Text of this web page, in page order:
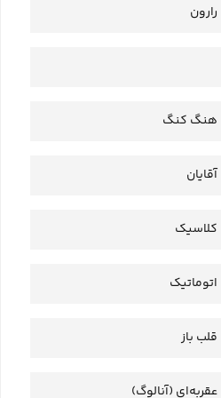
رارون
هنگ کنگ
آقایان
کلاسیک
اتوماتیک
قلب باز
عقربه‌ای (آنالوگ)